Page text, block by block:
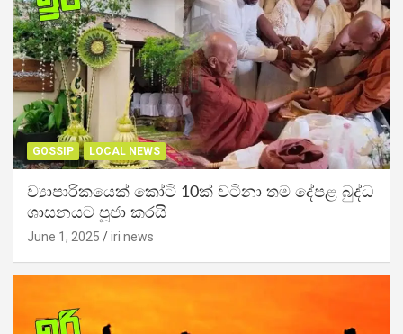
GOSSIP LOCAL NEWS
ව්‍යාපාරිකයෙක් කෝටි 10ක් වටිනා තම දේපළ බුද්ධ
ශාසනයට පූජා කරයි
June 1, 2025 iri news